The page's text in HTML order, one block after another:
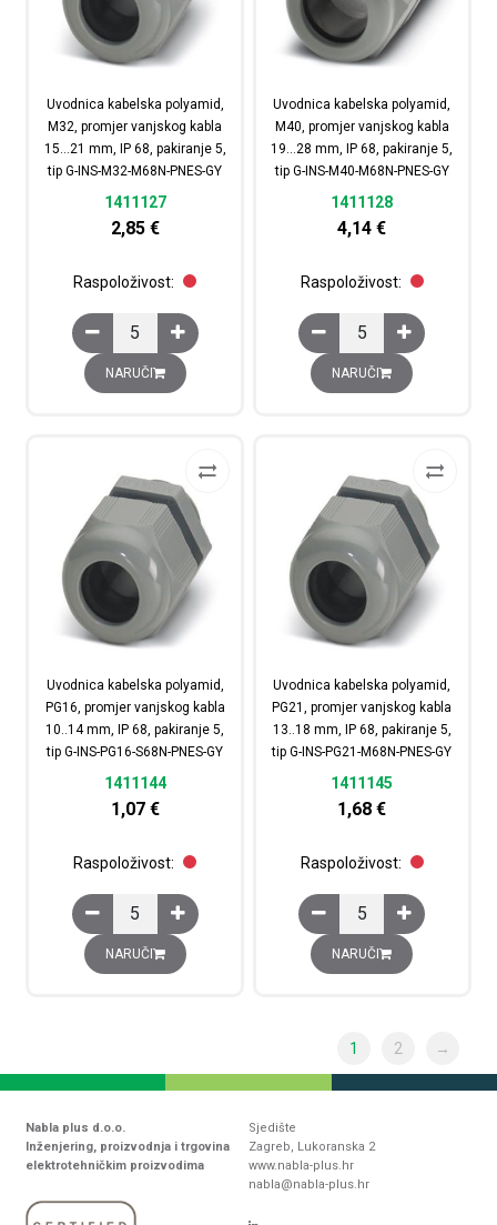
Uvodnica kabelska polyamid,
M32, promjer vanjskog kabla
15…21 mm, IP 68, pakiranje 5,
tip G-INS-M32-M68N-PNES-GY
1411127
2,85 €
Raspoloživost:
Uvodnica kabelska polyamid, M32, promjer vanjskog
NARUČI
Uvodnica kabelska polyamid,
M40, promjer vanjskog kabla
19…28 mm, IP 68, pakiranje 5,
tip G-INS-M40-M68N-PNES-GY
1411128
4,14€
Raspoloživost:
Uvodnica kabelska
NARUČI
Uvodnica kabelska polyamid,
PG16, promjer vanjskog kabla
10..14 mm, IP 68, pakiranje 5,
tip G-INS-PG16-S68N-PNES-GY
1411144
1,07 €
Raspoloživost:
Uvodnica kabelska polyamid, PG16, promjer vanjskog
NARUČI
Uvodnica kabelska polyamid,
PG21, promjer vanjskog kabla
13..18 mm, IP 68, pakiranje 5,
tip G-INS-PG21-M68N-PNES-GY
1411145
1,68€
Raspoloživost:
Uvodnica kabelska
NARUČI
1 2 →
Nabla plus d.o.o.
Inženjering, proizvodnja i trgovina
elektrotehničkim proizvodima
Sjedište
Zagreb, Lukoranska 2
www.nabla-plus.hr
nabla@nabla-plus.hr